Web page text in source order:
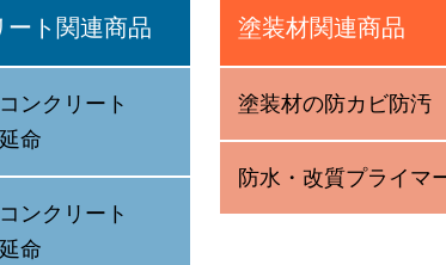
ート関連商品
ンクリート
命
ンクリート
命
塗装材関連商品
塗装材の防カビ防汚
防水・改質プライマ